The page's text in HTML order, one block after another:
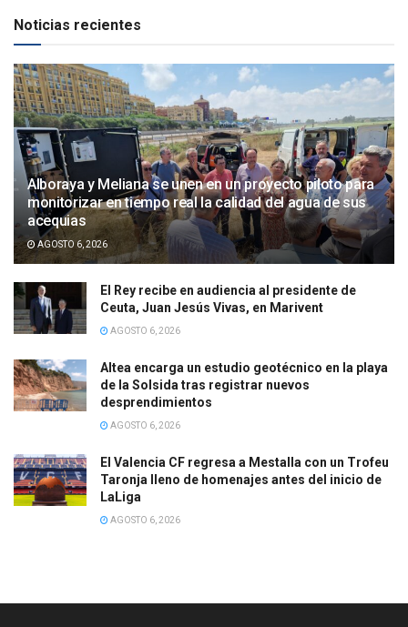
Noticias recientes
Alboraya y Meliana se unen en un proyecto piloto para
monitorizar en tiempo real la calidad del agua de sus
acequias
AGOSTO 6, 2026
El Rey recibe en audiencia al presidente de
Ceuta, Juan Jesús Vivas, en Marivent
AGOSTO 6, 2026
Altea encarga un estudio geotécnico en la playa
de la Solsida tras registrar nuevos
desprendimientos
AGOSTO 6, 2026
El Valencia CF regresa a Mestalla con un Trofeu
Taronja lleno de homenajes antes del inicio de
LaLiga
AGOSTO 6, 2026